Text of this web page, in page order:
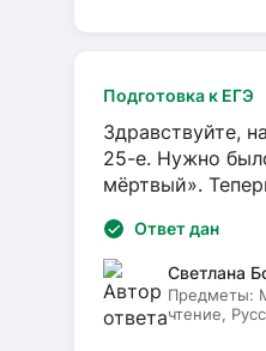
Подготовка к ЕГЭ
Здравствуйте,
25-е. Нужно
мёртвый».
Ответ дан
Светлана
Предметы:
чтение,